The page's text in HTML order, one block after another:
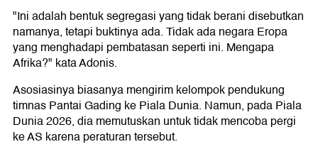
"Ini adalah bentuk segregasi yang tidak berani disebutkan
namanya, tetapi buktinya ada. Tidak ada negara Eropa
yang menghadapi pembatasan seperti ini. Mengapa
Afrika?" kata Adonis.
Asosiasinya biasanya mengirim kelompok pendukung
timnas Pantai Gading ke Piala Dunia. Namun, pada Piala
Dunia 2026, dia memutuskan untuk tidak mencoba pergi
ke AS karena peraturan tersebut.